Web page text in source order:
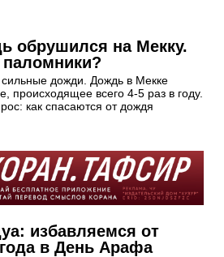
обрушился на Мекку.
паломники?
дожди. Дождь в Мекке
происходящее всего 4-5 раз в году.
как спасаются от дождя
избавляемся от
в День Арафа